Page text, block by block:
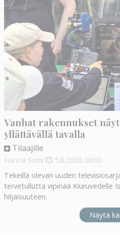
Vanhat rakennukset
yllättävällä tavalla
Tilaajille
Hanna Soini 5.8.2026 06:00
Tekeillä olevan uuden
tervetullutta vipinää Kiuruvedelle
hiljaisuuteen.
Näytä